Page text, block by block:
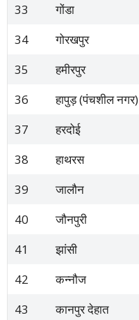
33
गोंडा
34
गोरखपुर
35
हमीरपुर
36
हापुड़ (पंचशील नगर)
37
हरदोई
38
हाथरस
39
जालौन
40
जौनपुरी
41
झांसी
42
कन्नौज
43
कानपुर देहात